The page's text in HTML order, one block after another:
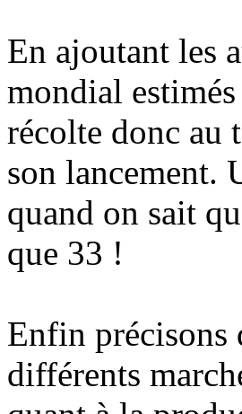
En ajoutant les
mondial
récolte donc au
son lancement.
quand on sait
que 33 !
Enfin précisons
différents